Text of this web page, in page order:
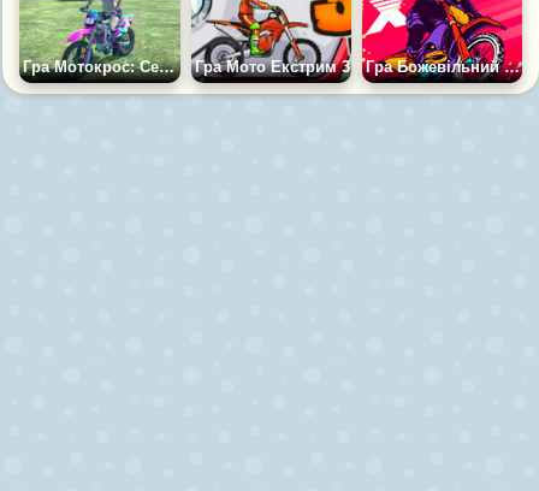
Гра Мотокрос: Сезон Відкрито Гра Мото Екстрим 3 Гра Божевільний МХ